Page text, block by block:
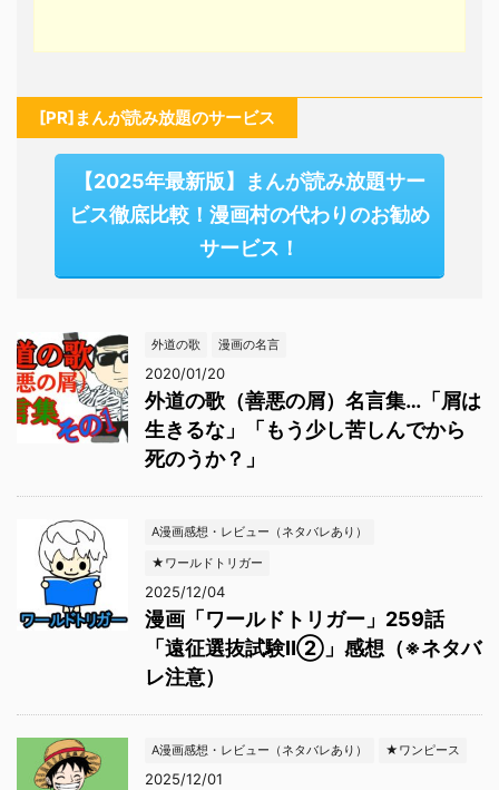
[PR]まんが読み放題のサービス
【2025年最新版】まんが読み放題サー
ビス徹底比較！漫画村の代わりのお勧め
サービス！
外道の歌 漫画の名言
2020/01/20
外道の歌（善悪の屑）名言集…「屑は
生きるな」「もう少し苦しんでから
死のうか？」
A漫画感想・レビュー（ネタバレあり）
★ワールドトリガー
2025/12/04
漫画「ワールドトリガー」259話
「遠征選抜試験Ⅱ②」感想（※ネタバ
レ注意）
A漫画感想・レビュー（ネタバレあり） ★ワンピース
2025/12/01